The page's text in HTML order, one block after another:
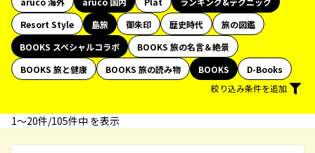
Resort Style
島旅 御朱印 歴史時代
旅の図鑑
BOOKS スペシャルコラボ
BOOKS 旅の名言＆絶景
BOOKS 旅と健康
BOOKS 旅の読み物 BOOKS
D-Books
絞り込み条件を追加
1〜20件/105件中 を表示